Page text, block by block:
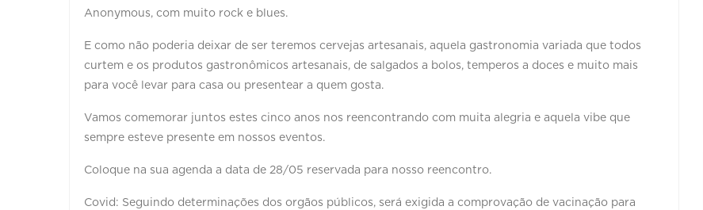
Anonymous, com muito rock e blues.
E como não poderia deixar de ser teremos cervejas artesanais, aquela gastronomia variada que todos
curtem e os produtos gastronômicos artesanais, de salgados a bolos, temperos a doces e muito mais
para você levar para casa ou presentear a quem gosta.
Vamos comemorar juntos estes cinco anos nos reencontrando com muita alegria e aquela vibe que
sempre esteve presente em nossos eventos.
Coloque na sua agenda a data de 28/05 reservada para nosso reencontro.
Covid: Seguindo determinações dos orgãos públicos, será exigida a comprovação de vacinação para